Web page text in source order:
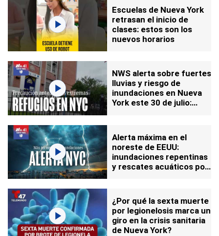
Escuelas de Nueva York
retrasan el inicio de
clases: estos son los
nuevos horarios
NWS alerta sobre fuertes
lluvias y riesgo de
inundaciones en Nueva
York este 30 de julio:
Alerta máxima en el
noreste de EEUU:
inundaciones repentinas
y rescates acuáticos por
¿Por qué la sexta muerte
por legionelosis marca un
giro en la crisis sanitaria
de Nueva York?